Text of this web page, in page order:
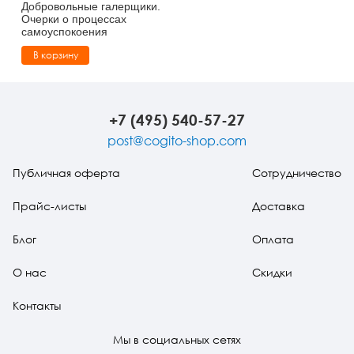
Добровольные галерщики.
Очерки о процессах
самоуспокоения
В корзину
+7 (495) 540-57-27
post@cogito-shop.com
Публичная оферта
Прайс-листы
Блог
О нас
Контакты
Сотрудничество
Доставка
Оплата
Скидки
Мы в социальных сетях